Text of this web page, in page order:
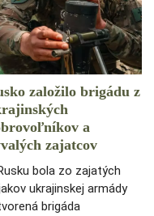
založilo brigádu z
a
zajatcov
bola zo zajatých
ukrajinskej armády
brigáda